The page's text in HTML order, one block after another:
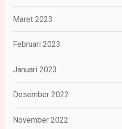
Maret 2023
Februari 2023
Januari 2023
Desember 2022
November 2022